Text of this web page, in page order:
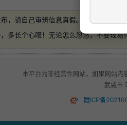
，请自己审辨信息真假。 如有损失，本
多长个心眼！无论怎么忽悠，不要轻易
本平台为非经营性网站，如果网站
武威市
陇ICP备